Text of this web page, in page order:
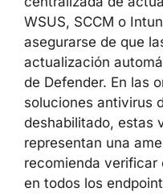
Asegúrese de
Client Version
versiones
superiores
Para entornos
centralizada de
WSUS, SCCM o
asegurarse de que